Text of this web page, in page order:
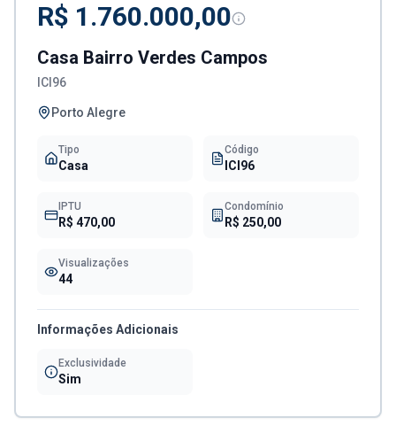
R$ 1.760.000,00
Casa Bairro Verdes Campos
ICI96
Porto Alegre
Tipo
Casa
Código
ICI96
IPTU
R$ 470,00
Condomínio
R$ 250,00
Visualizações
44
Informações Adicionais
Exclusividade
Sim